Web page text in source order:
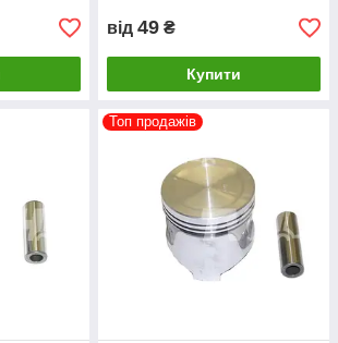
від 49 ₴
Купити
Топ продажів